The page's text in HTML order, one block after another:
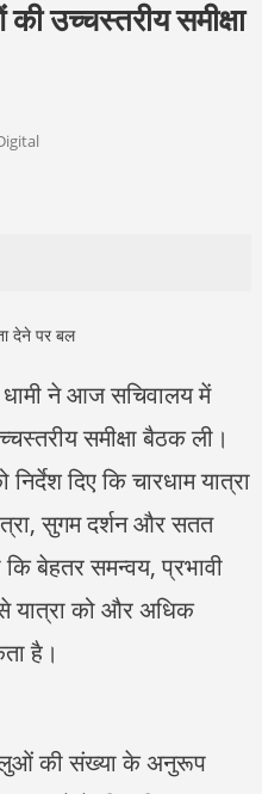
उच्चस्तरीय समीक्षा
प्राथमिकता देने पर बल
धामी ने आज सचिवालय में
समीक्षा बैठक ली।
दिए कि चारधाम यात्रा
सुगम दर्शन और सतत
कि बेहतर समन्वय, प्रभावी
यात्रा को और अधिक
है।
की संख्या के अनुरूप